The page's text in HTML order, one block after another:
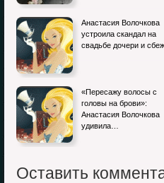
Анастасия Волочкова
устроила скандал на
свадьбе дочери и
«Пересажу волосы с
головы на брови»:
Анастасия Волочкова
удивила…
Оставить